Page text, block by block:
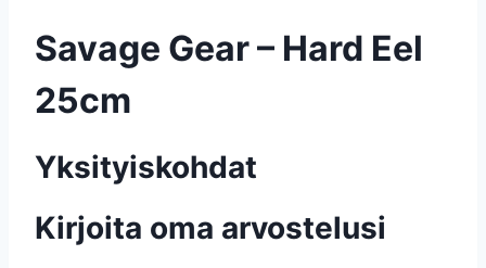
Savage Gear – Hard Eel
25cm
Yksityiskohdat
Kirjoita oma arvostelusi